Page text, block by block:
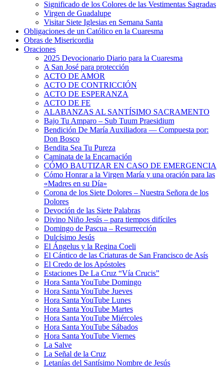
Significado de los Colores de las Vestimentas Sagradas
Virgen de Guadalupe
Visitar Siete Iglesias en Semana Santa
Obligaciones de un Católico en la Cuaresma
Obras de Misericordia
Oraciones
2025 Devocionario Diario para la Cuaresma
A San José para protección
ACTO DE AMOR
ACTO DE CONTRICCIÓN
ACTO DE ESPERANZA
ACTO DE FE
ALABANZAS AL SANTÍSIMO SACRAMENTO
Bajo Tu Amparo – Sub Tuum Praesidium
Bendición De María Auxiliadora — Compuesta por:
Don Bosco
Bendita Sea Tu Pureza
Caminata de la Encarnación
CÓMO BAUTIZAR EN CASO DE EMERGENCIA
Cómo Honrar a la Virgen María y una oración para las
«Madres en su Día»
Corona de los Siete Dolores – Nuestra Señora de los
Dolores
Devoción de las Siete Palabras
Divino Niño Jesús – para tiempos difíciles
Domingo de Pascua – Resurrección
Dulcísimo Jesús
El Ángelus y la Regina Coeli
El Cántico de las Criaturas de San Francisco de Asís
El Credo de los Apóstoles
Estaciones De La Cruz “Vía Crucis”
Hora Santa YouTube Domingo
Hora Santa YouTube Jueves
Hora Santa YouTube Lunes
Hora Santa YouTube Martes
Hora Santa YouTube Miércoles
Hora Santa YouTube Sábados
Hora Santa YouTube Viernes
La Salve
La Señal de la Cruz
Letanías del Santísimo Nombre de Jesús